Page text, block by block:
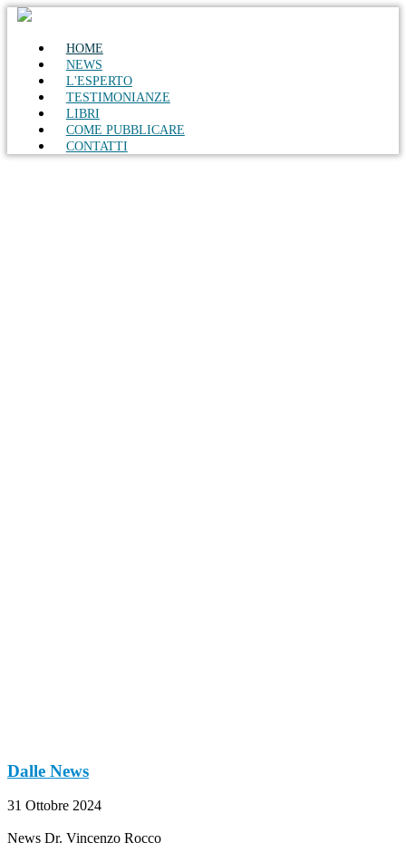
HOME
NEWS
L'ESPERTO
TESTIMONIANZE
LIBRI
COME PUBBLICARE
CONTATTI
Dalle News
31 Ottobre 2024
News Dr. Vincenzo Rocco